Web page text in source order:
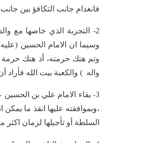
فانعدام جانب التكافؤ بين
2- التجربة الذي خاصها مع
وسيما ان الامام الحسين
وتم هتك حرمته، أذ هتك حرمة
واله ) والكعبة بيت الله
3- بقاء الامام علي بن
،وبموافقته عليها انقذ ما
السلطة أو تأجيلها لزمان اكثر